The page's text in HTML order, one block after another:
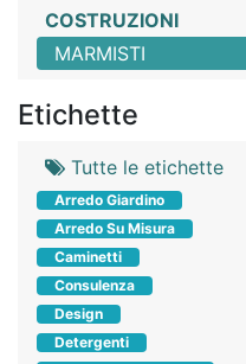
COSTRUZIONI
MARMISTI
Etichette
Tutte le etichette
Arredo Giardino
Arredo Su Misura
Caminetti
Consulenza
Design
Detergenti